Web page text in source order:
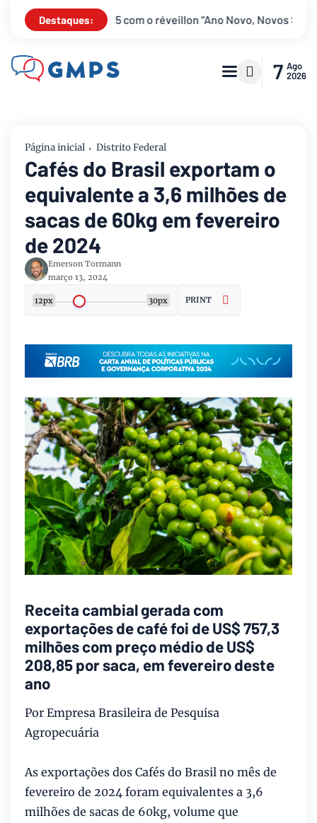
Destaques:
“Ano Novo, Novos Sonhos” Brasília se prepara para
7 Ago
2026
Página inicial Distrito Federal
Cafés do Brasil exportam o
equivalente a 3,6 milhões de
sacas de 60kg em fevereiro
de 2024
Emerson Tormann
março 13, 2024
12px 30px PRINT
Receita cambial gerada com
exportações de café foi de US$ 757,3
milhões com preço médio de US$
208,85 por saca, em fevereiro deste
ano
Por Empresa Brasileira de Pesquisa
Agropecuária
As exportações dos Cafés do Brasil no mês de
fevereiro de 2024 foram equivalentes a 3,6
milhões de sacas de 60kg, volume que